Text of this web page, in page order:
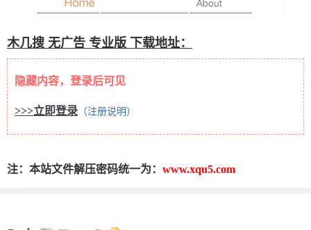
木几搜 无广告 专业版 下载地址：
隐藏内容，登录后可见
>>>立即登录 （注册说明）
注：本站文件解压密码统一为： www.xqu5.com